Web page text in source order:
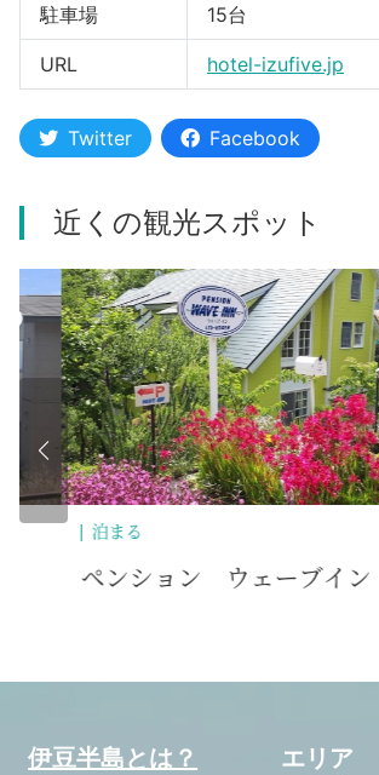
駐車場 15台
URL hotel-izufive.jp
Twitter Facebook
近くの観光スポット
泊まる
伊豆高原 ペンション
伊豆半島とは？
エリア